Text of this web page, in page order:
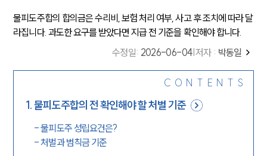
물피도주합의 합의금은 수리비, 보험 처리 여부, 사고 후 조치에 따라 달
라집니다. 과도한 요구를 받았다면 지급 전 기준을 확인해야 합니다.
수정일: 2026-06-04 저자 : 박동일
CONTENTS
1.물피도주합의 전 확인해야 할 처벌 기준
-물피도주 성립요건은?
-처벌과 범칙금 기준